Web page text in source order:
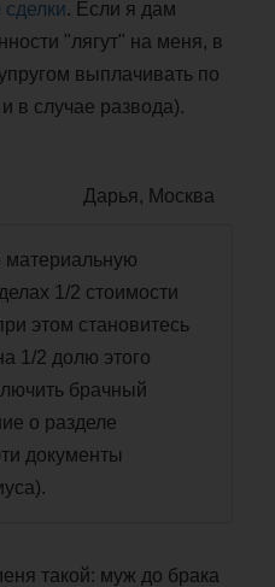
. Если я дам
"лягут" на меня, в
выплачивать по
в случае развода).
Дарья, Москва
материальную
1/2 стоимости
этом становитесь
1/2 долю этого
брачный
о разделе
документы
такой: муж до брака